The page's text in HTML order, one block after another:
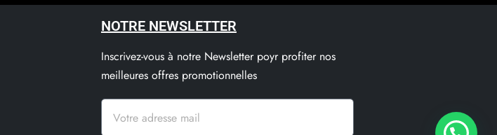
NOTRE NEWSLETTER
Inscrivez-vous à notre Newsletter poyr profiter nos
meilleures offres promotionnelles